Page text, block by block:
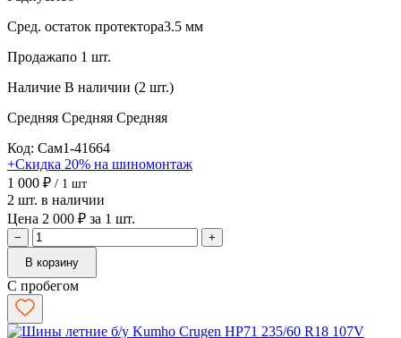
Сред. остаток протектора3.5 мм
Продажапо 1 шт.
Наличие В наличии (2 шт.)
Средняя Средняя Средняя
Код: Сам1-41664
+Скидка 20% на шиномонтаж
1 000 ₽ / 1 шт
2 шт. в наличии
Цена 2 000 ₽ за 1 шт.
−
+
В корзину
С пробегом